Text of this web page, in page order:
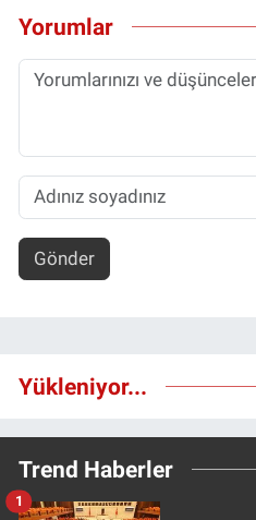
Yorumlar
Gönder
Yükleniyor...
Trend Haberler
1